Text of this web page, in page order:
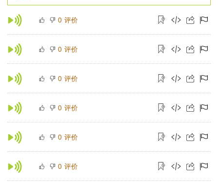
0 评价
0 评价
0 评价
0 评价
0 评价
0 评价